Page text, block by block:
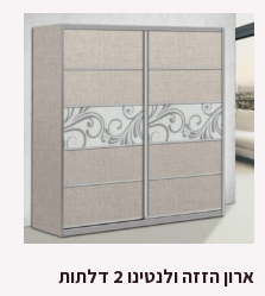
ארון הזזה ולנטינו 2 דלתות